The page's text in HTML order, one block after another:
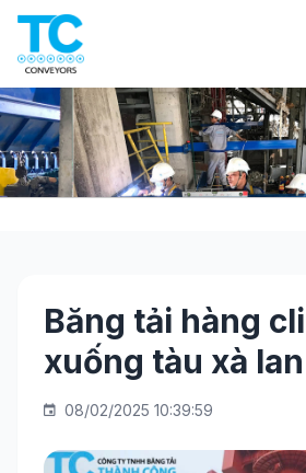
Trang chủ BĂNG TẢI CÔNG
tải hàng clinker lên xuống tàu
Băng tải hàng
xuống tàu xà lan
08/02/2025 10:39:59